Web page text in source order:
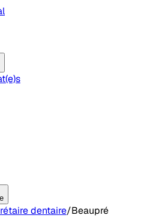
dentaire/Beaupré